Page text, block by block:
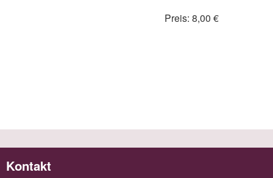
Preis: 8,00 €
Kontakt